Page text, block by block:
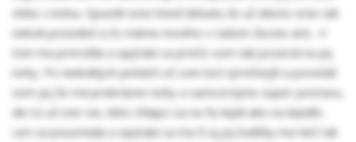
vínko s kolou. Spustili sme hneď debatu že už dávno sme tak
neboli posedieť a čo máme nového v našom živote atd... V
tom ma prerušila a opýtala sa prečo som tak pozeral na jej
nohy. Po niekolkých pivkách už som bol výrečnejší a povedal
som jej že má prekrásne nohy a samozrejme super postavu,
ale to už iste vie, lebo chlapci sa na ňu lepili ako na lepidlo.
Len sa pousmiala a opýtala sa ma či aj jej lodičky ma tiež tak